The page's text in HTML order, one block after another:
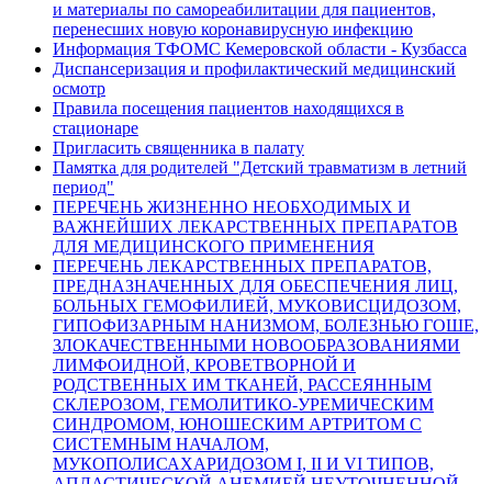
и материалы по самореабилитации для пациентов,
перенесших новую коронавирусную инфекцию
Информация ТФОМС Кемеровской области - Кузбасса
Диспансеризация и профилактический медицинский
осмотр
Правила посещения пациентов находящихся в
стационаре
Пригласить священника в палату
Памятка для родителей "Детский травматизм в летний
период"
ПЕРЕЧЕНЬ ЖИЗНЕННО НЕОБХОДИМЫХ И
ВАЖНЕЙШИХ ЛЕКАРСТВЕННЫХ ПРЕПАРАТОВ
ДЛЯ МЕДИЦИНСКОГО ПРИМЕНЕНИЯ
ПЕРЕЧЕНЬ ЛЕКАРСТВЕННЫХ ПРЕПАРАТОВ,
ПРЕДНАЗНАЧЕННЫХ ДЛЯ ОБЕСПЕЧЕНИЯ ЛИЦ,
БОЛЬНЫХ ГЕМОФИЛИЕЙ, МУКОВИСЦИДОЗОМ,
ГИПОФИЗАРНЫМ НАНИЗМОМ, БОЛЕЗНЬЮ ГОШЕ,
ЗЛОКАЧЕСТВЕННЫМИ НОВООБРАЗОВАНИЯМИ
ЛИМФОИДНОЙ, КРОВЕТВОРНОЙ И
РОДСТВЕННЫХ ИМ ТКАНЕЙ, РАССЕЯННЫМ
СКЛЕРОЗОМ, ГЕМОЛИТИКО-УРЕМИЧЕСКИМ
СИНДРОМОМ, ЮНОШЕСКИМ АРТРИТОМ С
СИСТЕМНЫМ НАЧАЛОМ,
МУКОПОЛИСАХАРИДОЗОМ I, II И VI ТИПОВ,